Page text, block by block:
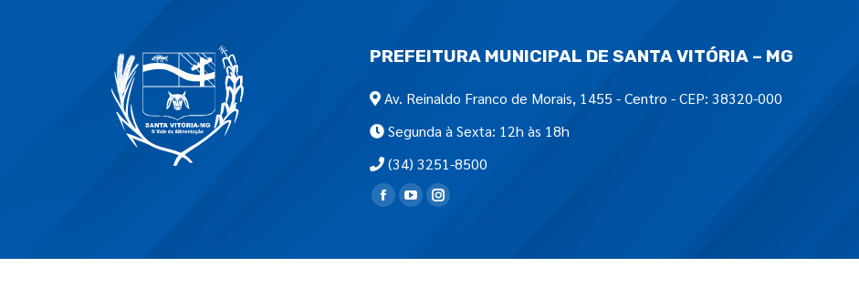
PREFEITURA MUNICIPAL DE SANTA VITÓRIA – MG
Av. Reinaldo Franco de Morais, 1455 - Centro - CEP: 38320-000
Segunda à Sexta: 12h às 18h
(34) 3251-8500
Encontre-nos em: